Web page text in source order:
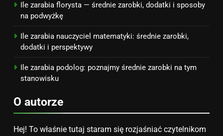
PRACA
Ile zarabia florysta — średnie zarobki, dodatki i sposoby
na podwyżkę
Ile zarabia nauczyciel matematyki: średnie zarobki,
dodatki i perspektywy
Ile zarabia podolog: poznajmy średnie zarobki na tym
stanowisku
O autorze
Hej! To właśnie tutaj staram się rozjaśniać czytelnikom